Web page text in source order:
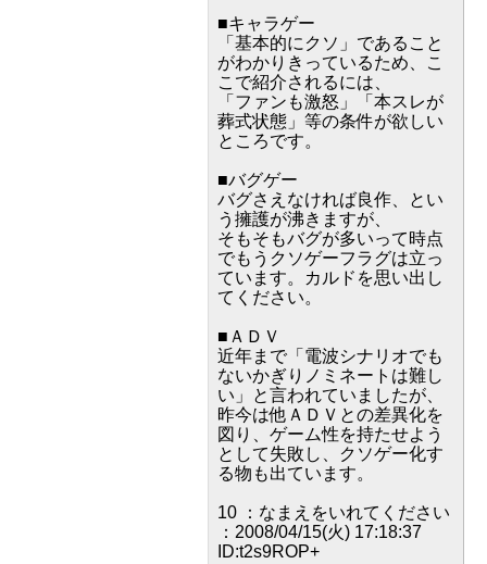
■キャラゲー
「基本的にクソ」であること
がわかりきっているため、こ
こで紹介されるには、
「ファンも激怒」「本スレが
葬式状態」等の条件が欲しい
ところです。
■バグゲー
バグさえなければ良作、とい
う擁護が沸きますが、
そもそもバグが多いって時点
でもうクソゲーフラグは立っ
ています。カルドを思い出し
てください。
■ＡＤＶ
近年まで「電波シナリオでも
ないかぎりノミネートは難し
い」と言われていましたが、
昨今は他ＡＤＶとの差異化を
図り、ゲーム性を持たせよう
として失敗し、クソゲー化す
る物も出ています。
10 ：なまえをいれてください
：2008/04/15(火) 17:18:37
ID:t2s9ROP+